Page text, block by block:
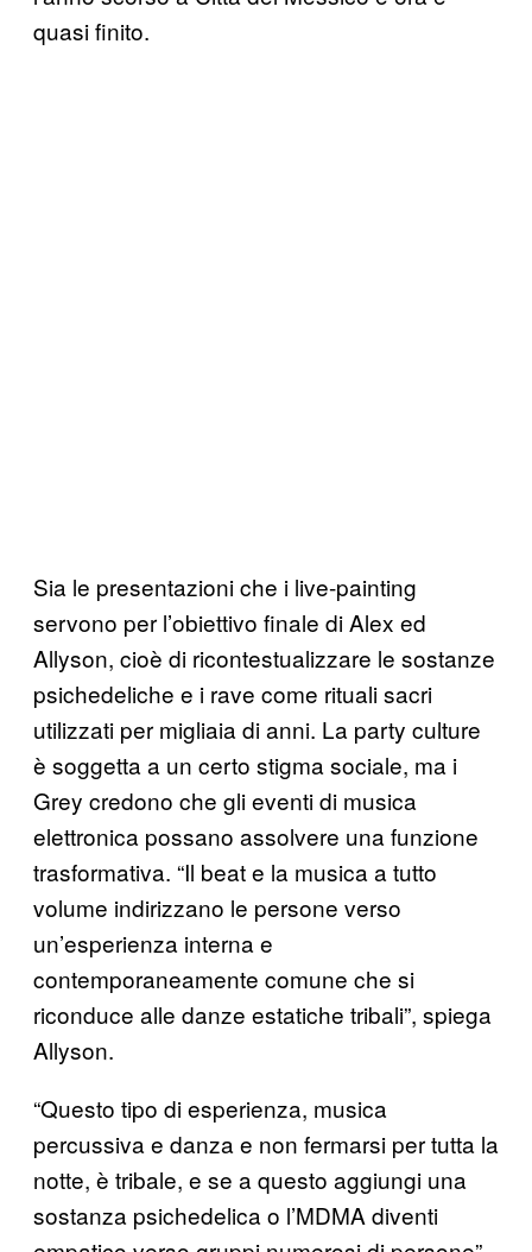
quasi finito.
Sia le presentazioni che i live-painting
servono per l’obiettivo finale di Alex ed
Allyson, cioè di ricontestualizzare le sostanze
psichedeliche e i rave come rituali sacri
utilizzati per migliaia di anni. La party culture
è soggetta a un certo stigma sociale, ma i
Grey credono che gli eventi di musica
elettronica possano assolvere una funzione
trasformativa. “Il beat e la musica a tutto
volume indirizzano le persone verso
un’esperienza interna e
contemporaneamente comune che si
riconduce alle danze estatiche tribali”, spiega
Allyson.
“Questo tipo di esperienza, musica
percussiva e danza e non fermarsi per tutta la
notte, è tribale, e se a questo aggiungi una
sostanza psichedelica o l’MDMA diventi